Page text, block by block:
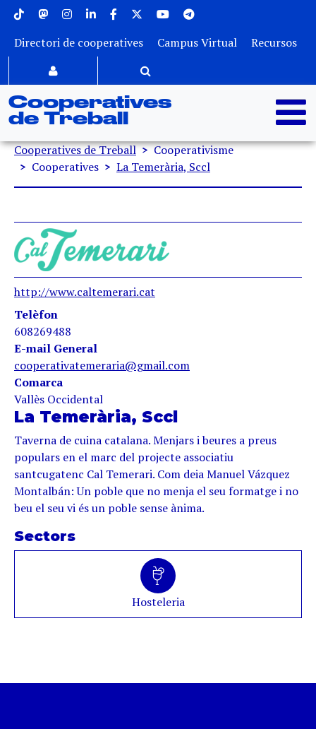
Vés al contingut
Menu superior
Directori de cooperatives Campus Virtual Recursos
Cooperatives
de Treball
Fil d'ariadna
Cooperatives de Treball
Cooperativisme
Cooperatives
La Temerària, Sccl
http://www.caltemerari.cat
Telèfon
608269488
E-mail General
cooperativatemeraria@gmail.com
Comarca
Vallès Occidental
La Temerària, Sccl
Taverna de cuina catalana. Menjars i beures a preus
populars en el marc del projecte associatiu
santcugatenc Cal Temerari. Com deia Manuel Vázquez
Montalbán: Un poble que no menja el seu formatge i no
beu el seu vi és un poble sense ànima.
Sectors
Hosteleria